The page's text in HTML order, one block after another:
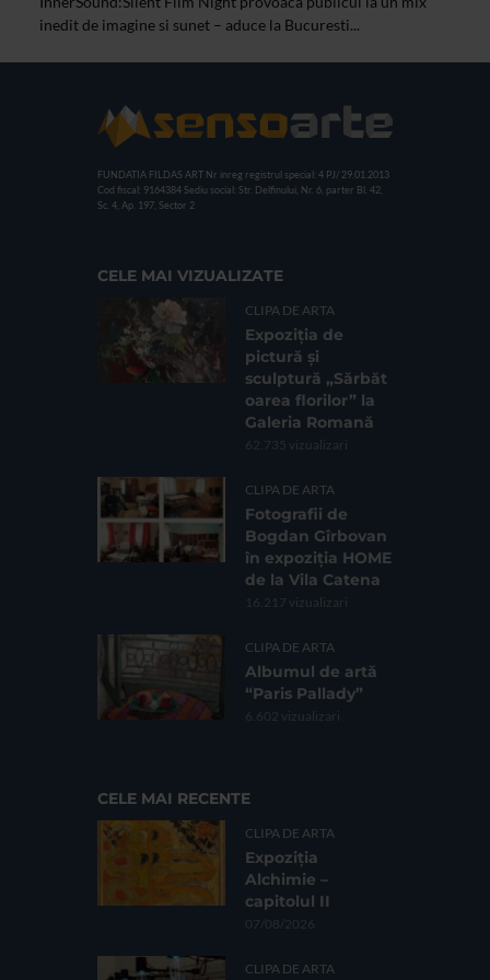
inedit de imagine si sunet – aduce la Bucuresti...
FUNDATIA FILDAS ART Nr inreg registrul special: 4 PJ/ 29.01.2013
Cod fiscal: 9164384 Sediu social: Str. Delfinului, Nr. 6, parter Bl. 42,
Sc. 4, Ap. 197, Sector 2
CELE MAI VIZUALIZATE
CLIPA DE ARTA
Expoziția de
pictură și
sculptură „Sărbăt
oarea florilor” la
Galeria Romană
62.735 vizualizari
CLIPA DE ARTA
Fotografii de
Bogdan Gîrbovan
în expoziția HOME
de la Vila Catena
16.217 vizualizari
CLIPA DE ARTA
Albumul de artă
“Paris Pallady”
6.602 vizualizari
CELE MAI RECENTE
CLIPA DE ARTA
Expoziția
Alchimie –
capitolul II
07/08/2026
CLIPA DE ARTA